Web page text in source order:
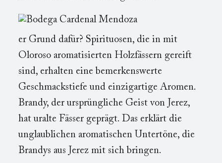
er Grund dafür? Spirituosen, die in mit
Oloroso aromatisierten Holzfässern gereift
sind, erhalten eine bemerkenswerte
Geschmackstiefe und einzigartige Aromen.
Brandy, der ursprüngliche Geist von Jerez,
hat uralte Fässer geprägt. Das erklärt die
unglaublichen aromatischen Untertöne, die
Brandys aus Jerez mit sich bringen.